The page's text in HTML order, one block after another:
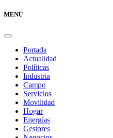
MENÚ
Portada
Actualidad
Políticas
Industria
Campo
Servicios
Movilidad
Hogar
Energías
Gestores